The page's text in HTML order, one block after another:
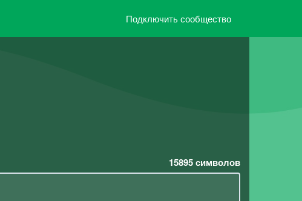
Подключить сообщество
15895символов